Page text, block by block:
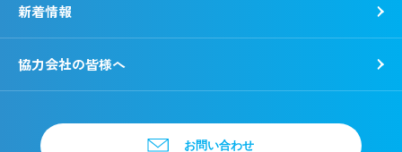
新着情報
協力会社の皆様へ
お問い合わせ